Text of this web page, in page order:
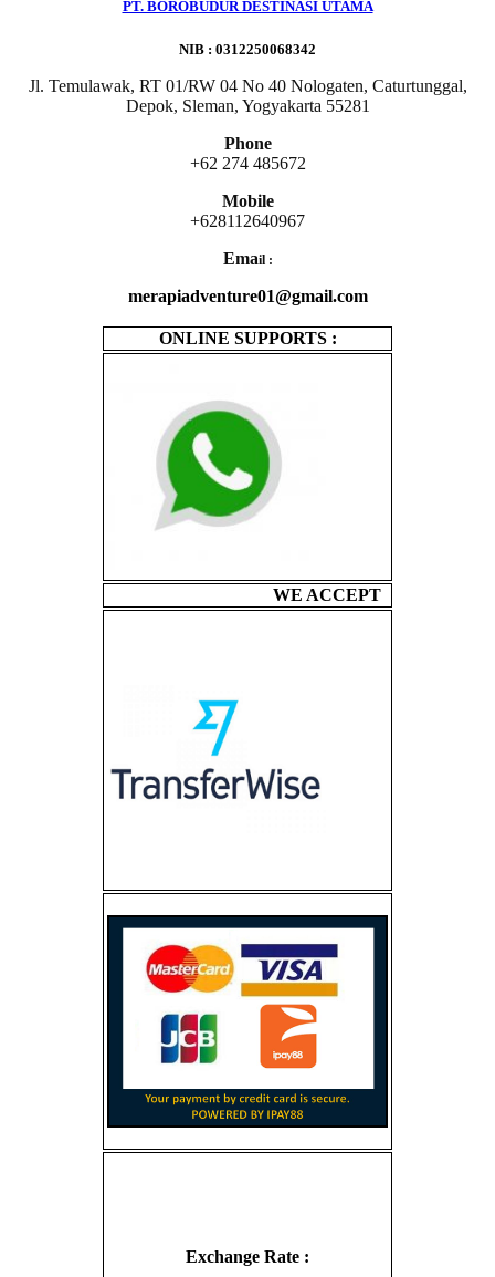
PT. BOROBUDUR DESTINASI UTAMA
NIB : 0312250068342
Jl. Temulawak, RT 01/RW 04 No 40 Nologaten, Caturtunggal,
Depok, Sleman, Yogyakarta 55281
Phone
+62 274 485672
Mobile
+628112640967
Email :
merapiadventure01@gmail.com
ONLINE SUPPORTS :
WE ACCEPT
Exchange Rate :